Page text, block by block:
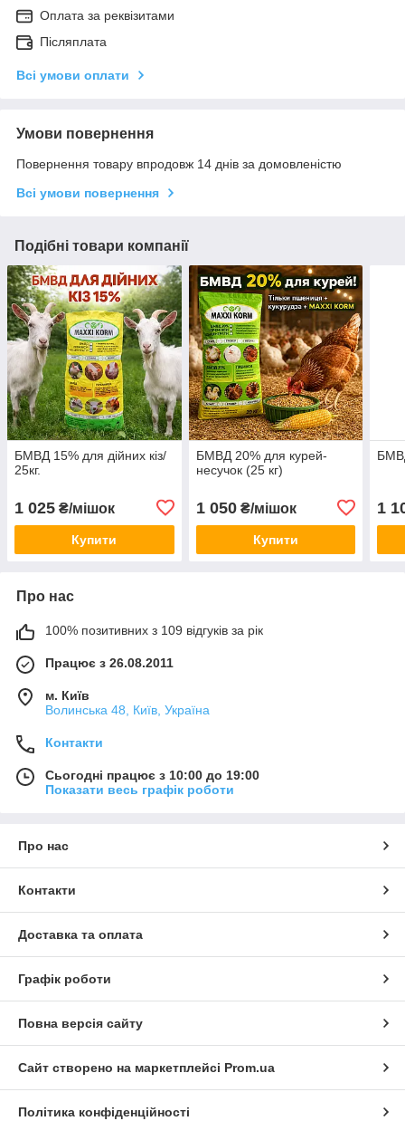
Оплата за реквізитами
Післяплата
Всі умови оплати
Умови повернення
Повернення товару впродовж 14 днів за домовленістю
Всі умови повернення
Подібні товари компанії
БМВД 15% для дійних кіз/
25кг.
1 025 ₴/мішок
Купити
БМВД 20% для курей-
несучок (25 кг)
1 050₴/мішок
Купити
1
Про нас
100% позитивних з 109 відгуків за рік
Працює з 26.08.2011
м. Київ
Волинська 48, Київ, Україна
Контакти
Сьогодні працює з 10:00 до 19:00
Показати весь графік роботи
Про нас
Контакти
Доставка та оплата
Графік роботи
Повна версія сайту
Сайт створено на маркетплейсі Prom.ua
Політика конфіденційності